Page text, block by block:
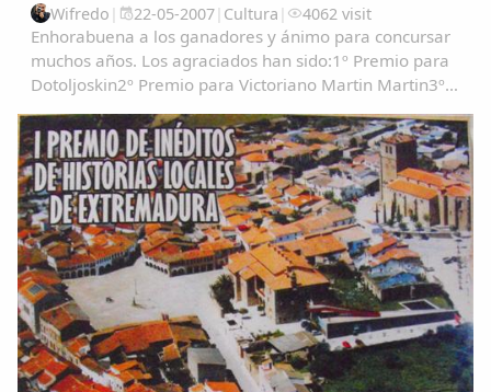
Wifredo | 22-05-2007| Cultura | 4062 visit
Enhorabuena a los ganadores y ánimo para concursar
muchos años. Los agraciados han sido:1º Premio para
Dotoljoskin2º Premio para Victoriano Martin Martin3º